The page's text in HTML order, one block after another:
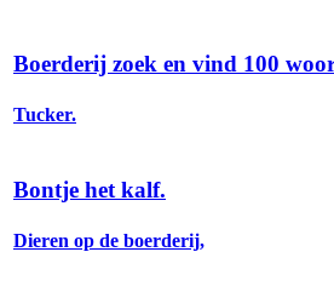
Boerderij zoek en vind 100
Tucker.
Bontje het kalf.
Dieren op de boerderij,